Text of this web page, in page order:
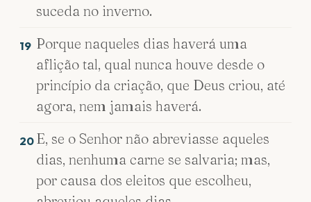
suceda no inverno.
19 Porque naqueles dias haverá uma
aflição tal, qual nunca houve desde o
princípio da criação, que Deus criou, até
agora, nem jamais haverá.
20 E, se o Senhor não abreviasse aqueles
dias, nenhuma carne se salvaria; mas,
por causa dos eleitos que escolheu,